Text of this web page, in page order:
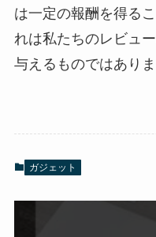
は一定の報酬を得る
れは私たちのレビュ
与えるものではありま
ガジェット